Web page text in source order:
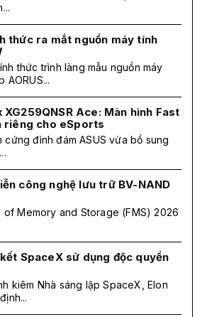
thức ra mắt nguồn máy tính
thức trình làng mẫu nguồn máy
AORUS...
XG259QNSR Ace: Màn hình Fast
riêng cho eSports
cứng đình đám ASUS vừa bổ sung
công nghệ lưu trữ BV-NAND
of Memory and Storage (FMS) 2026
SpaceX sử dụng độc quyền
kiêm Nhà sáng lập SpaceX, Elon